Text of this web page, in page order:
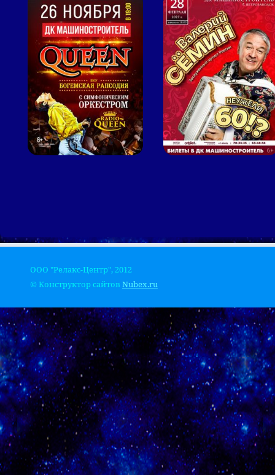
ООО "Релакс-Центр", 2012
© Конструктор сайтов Nubex.ru